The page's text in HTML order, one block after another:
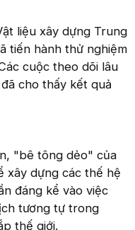
liệu xây dựng Trung
tiến hành thử nghiệm
cuộc theo dõi lâu
cho thấy kết quả
"bê tông dẻo" của
xây dựng các thế hệ
đáng kể vào việc
tương tự trong
thế giới.